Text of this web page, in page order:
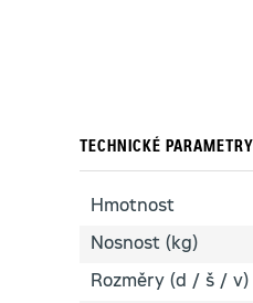
TECHNICKÉ PARAMETRY
Hmotnost
Nosnost (kg)
Rozměry (d / š / v)